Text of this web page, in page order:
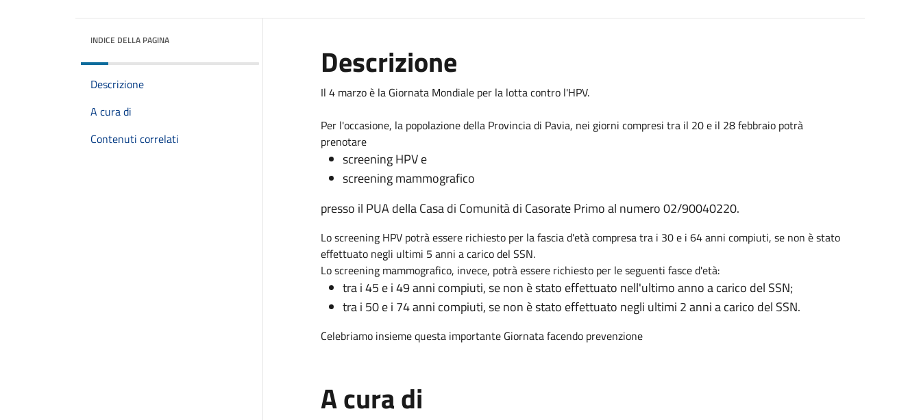
INDICE DELLA PAGINA
Descrizione
A cura di
Contenuti correlati
Descrizione
Il 4 marzo è la Giornata Mondiale per la lotta contro l'HPV.
Per l'occasione, la popolazione della Provincia di Pavia, nei giorni compresi tra il 20 e il 28 febbraio potrà
prenotare
screening HPV e
screening mammografico
presso il PUA della Casa di Comunità di Casorate Primo al numero 02/90040220.
Lo screening HPV potrà essere richiesto per la fascia d'età compresa tra i 30 e i 64 anni compiuti, se non è stato
effettuato negli ultimi 5 anni a carico del SSN.
Lo screening mammografico, invece, potrà essere richiesto per le seguenti fasce d'età:
tra i 45 e i 49 anni compiuti, se non è stato effettuato nell'ultimo anno a carico del SSN;
tra i 50 e i 74 anni compiuti, se non è stato effettuato negli ultimi 2 anni a carico del SSN.
Celebriamo insieme questa importante Giornata facendo prevenzione
A cura di